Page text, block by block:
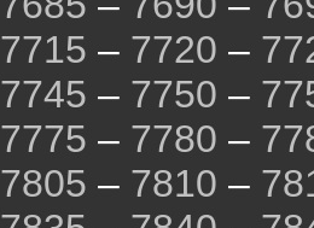
7715 – 7720 –
7745 – 7750 –
7775 – 7780 –
7805 – 7810 –